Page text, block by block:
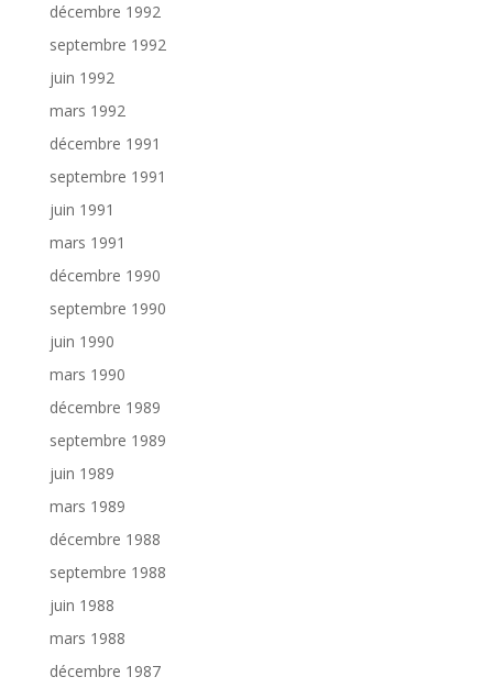
décembre 1992
septembre 1992
juin 1992
mars 1992
décembre 1991
septembre 1991
juin 1991
mars 1991
décembre 1990
septembre 1990
juin 1990
mars 1990
décembre 1989
septembre 1989
juin 1989
mars 1989
décembre 1988
septembre 1988
juin 1988
mars 1988
décembre 1987